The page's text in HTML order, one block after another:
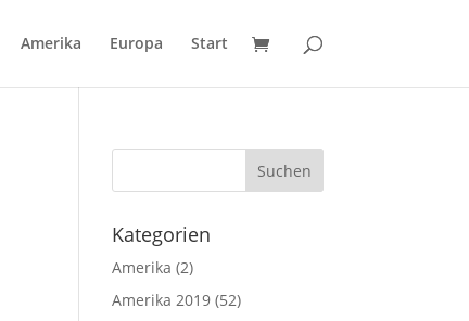
Amerika Europa Start
Kategorien
Amerika (2)
Amerika 2019 (52)